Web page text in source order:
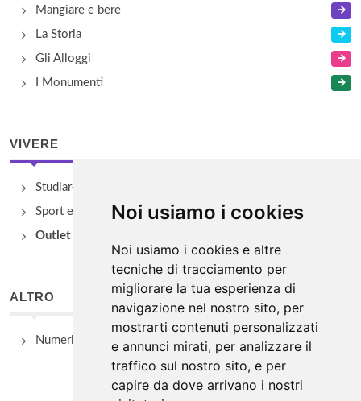
Noi usiamo i cookies
Noi usiamo i cookies e altre
tecniche di tracciamento per
migliorare la tua esperienza di
navigazione nel nostro sito, per
mostrarti contenuti personalizzati
e annunci mirati, per analizzare il
traffico sul nostro sito, e per
capire da dove arrivano i nostri
Mangiare e bere
La Storia
Gli Alloggi
I Monumenti
VIVERE
Studiare
Sport e Benessere
Outlet e spacci aziendali
ALTRO
Numeri Utili